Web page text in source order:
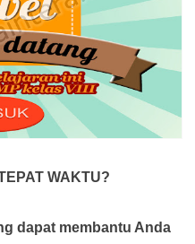
WAKTU?
dapat membantu Anda